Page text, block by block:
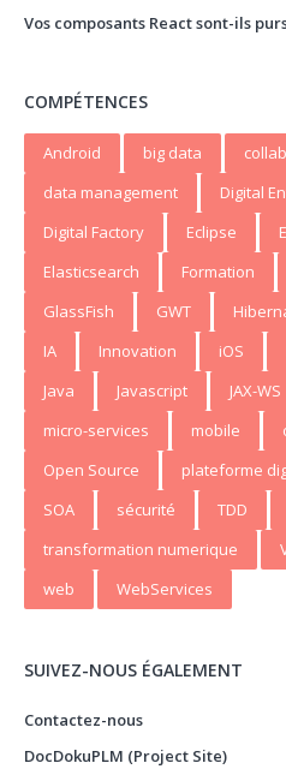
Vos composants React sont-ils
COMPÉTENCES
Android big data
data management
Digital
Digital Factory
Eclipse
Elasticsearch
Formation
GlassFish
GWT
IA
Innovation iOS
Java
Javascript JAX-WS
micro-services
mobile
Open Source
plateforme
SOA
sécurité TDD
transformation numerique
web
WebServices
SUIVEZ-NOUS ÉGALEMENT
Contactez-nous
DocDokuPLM (Project Site)